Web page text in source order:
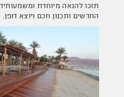
תזכו להנאה מיוחדת
החדשים ותכנון חכם ויוצא דופן.